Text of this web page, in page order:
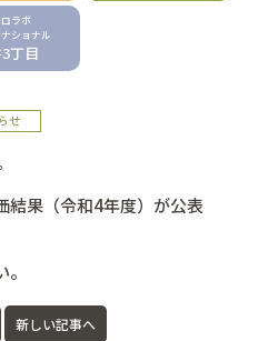
ラボ
ショナル
丁目
せ
結果（令和4年度）が公表
新しい記事へ